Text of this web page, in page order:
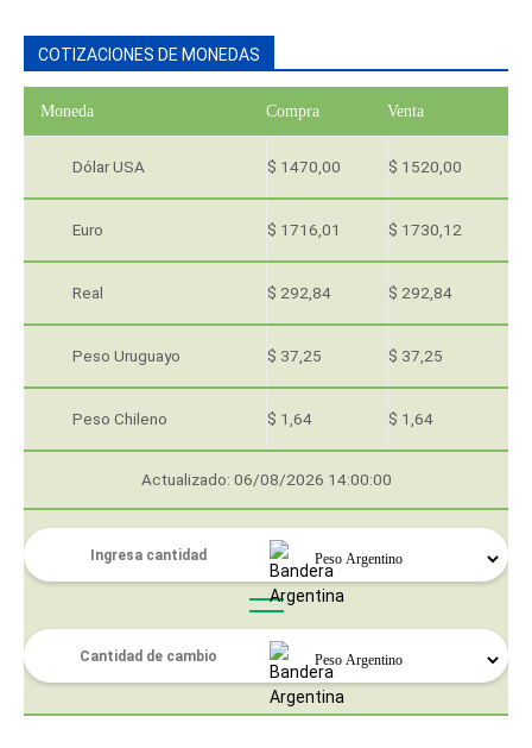
COTIZACIONES DE MONEDAS
Moneda Compra Venta
Dólar USA $ 1470,00 $ 1520,00
Euro $ 1716,01 $ 1730,12
Real $ 292,84 $ 292,84
Peso Uruguayo $ 37,25 $ 37,25
Peso Chileno $ 1,64 $ 1,64
Actualizado: 06/08/2026 14:00:00